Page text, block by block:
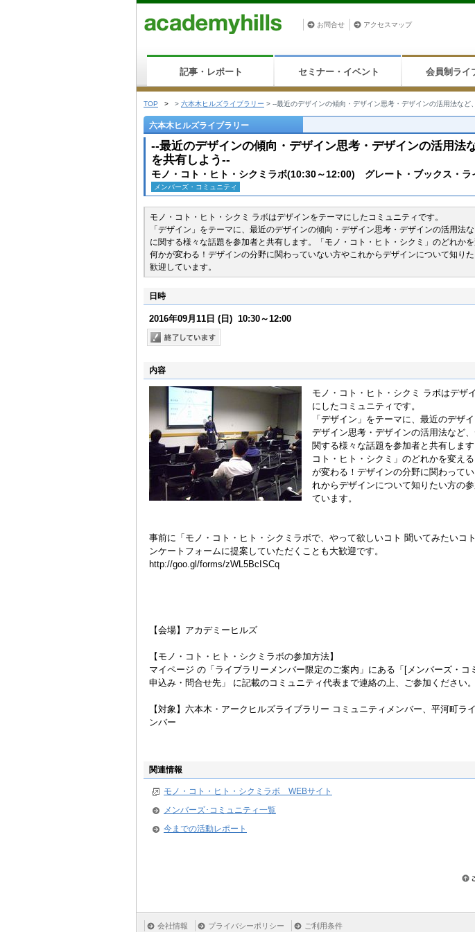
お問合せ アクセスマップ
記事・レポート セミナー・イベント 会員制ライ
TOP > > 六本木ヒルズライブラリー > --最近のデザインの傾向・デザイン思考・デザインの活用法な
六本木ヒルズライブラリー
--最近のデザインの傾向・デザイン思考・デザインの活用法
を共有しよう--
モノ・コト・ヒト・シクミラボ(10:30～12:00) グレート・ブックス・ラ
メンバーズ・コミュニティ
モノ・コト・ヒト・シクミ ラボはデザインをテーマにしたコミュニティです。
「デザイン」をテーマに、最近のデザインの傾向・デザイン思考・デザインの活用法
に関する様々な話題を参加者と共有します。「モノ・コト・ヒト・シクミ」のどれか
何かが変わる！デザインの分野に関わっていない方やこれからデザインについて知り
歓迎しています。
日時
2016年09月11日 (日) 10:30～12:00
内容
モノ・コト・ヒト・シクミ ラボはデザ
にしたコミュニティです。
「デザイン」をテーマに、最近のデザ
デザイン思考・デザインの活用法など
関する様々な話題を参加者と共有します
コト・ヒト・シクミ」のどれかを変え
が変わる！デザインの分野に関わって
れからデザインについて知りたい方の
ています。
事前に「モノ・コト・ヒト・シクミラボで、やって欲しいコト 聞いてみたいコ
ンケートフォームに提案していただくことも大歓迎です。
http://goo.gl/forms/zWL5BcISCq
【会場】アカデミーヒルズ
【モノ・コト・ヒト・シクミラボの参加方法】
マイページ の「ライブラリーメンバー限定のご案内」にある「[メンバーズ・コ
申込み・問合せ先」 に記載のコミュニティ代表まで連絡の上、ご参加ください。
【対象】六本木・アークヒルズライブラリー コミュニティメンバー、平河町ラ
ンバー
関連情報
モノ・コト・ヒト・シクミラボ WEBサイト
メンバーズ･コミュニティ一覧
今までの活動レポート
会社情報 プライバシーポリシー ご利用条件